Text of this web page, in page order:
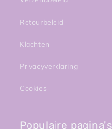
Retourbeleid
Klachten
Privacyverklaring
Cookies
Populaire pagina's